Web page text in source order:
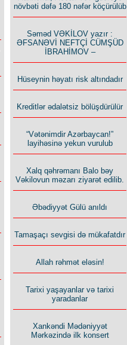
növbəti dəfə 180 nəfər köçürülüb
Səməd VƏKİLOV yazır :
ƏFSANƏVİ NEFTÇİ CÜMŞÜD
İBRAHİMOV –
Hüseynin həyatı risk altındadır
Kreditlər ədalətsiz bölüşdürülür
“Vətənimdir Azərbaycan!”
layihəsinə yekun vurulub
Xalq qəhrəmanı Balo bəy
Vəkilovun məzarı ziyarət edilib.
Əbədiyyət Gülü anıldı
Tamaşaçı sevgisi də mükafatdır
Allah rəhmət eləsin!
Tarixi yaşayanlar və tarixi
yaradanlar
Xankəndi Mədəniyyət
Mərkəzində ilk konsert